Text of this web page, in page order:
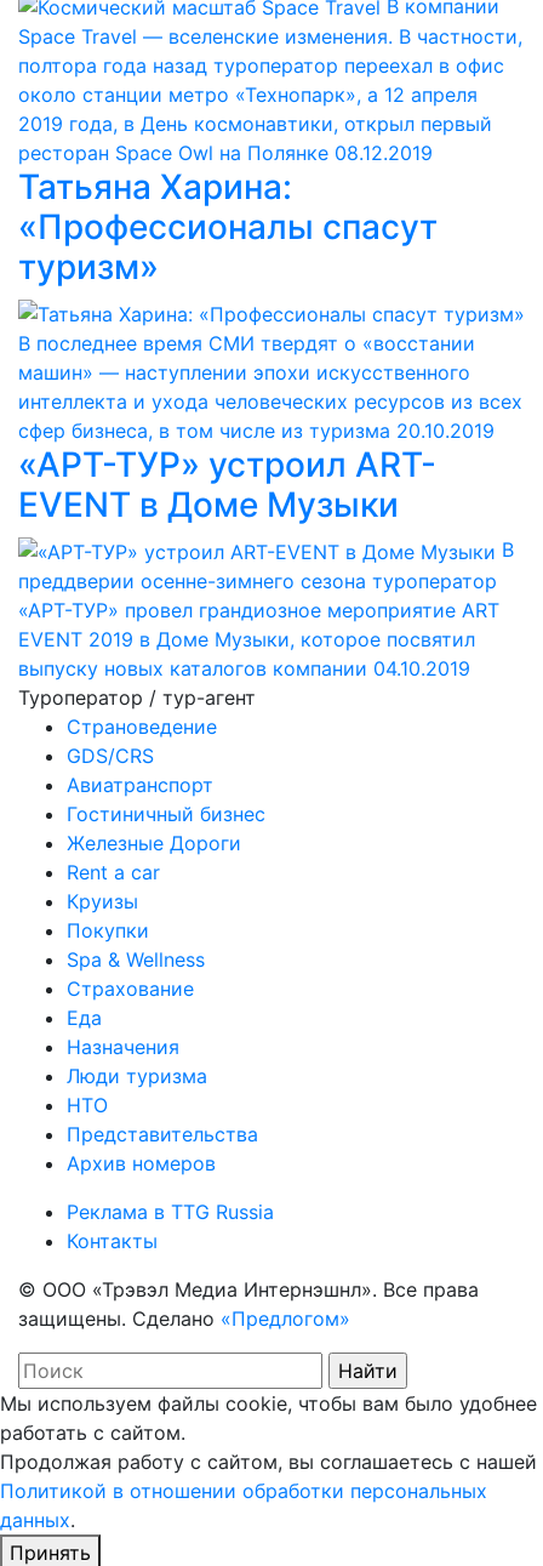
В компании
Space Travel — вселенские изменения. В частности,
полтора года назад туроператор переехал в офис
около станции метро «Технопарк», а 12 апреля
2019 года, в День космонавтики, открыл первый
ресторан Space Owl на Полянке 08.12.2019
Татьяна Харина:
«Профессионалы спасут
туризм»
В последнее время СМИ твердят о «восстании
машин» — наступлении эпохи искусственного
интеллекта и ухода человеческих ресурсов из всех
сфер бизнеса, в том числе из туризма 20.10.2019
«АРТ-ТУР» устроил ART-
EVENT в Доме Музыки
В
преддверии осенне-зимнего сезона туроператор
«АРТ-ТУР» провел грандиозное мероприятие ART
EVENT 2019 в Доме Музыки, которое посвятил
выпуску новых каталогов компании 04.10.2019
Туроператор / тур-агент
Страноведение
GDS/CRS
Авиатранспорт
Гостиничный бизнес
Железные Дороги
Rent a car
Круизы
Покупки
Spa & Wellness
Страхование
Еда
Назначения
Люди туризма
НТО
Представительства
Архив номеров
Реклама в TTG Russia
Контакты
© ООО «Трэвэл Медиа Интернэшнл». Все права
защищены. Сделано «Предлогом»
Мы используем файлы cookie, чтобы вам было удобнее
работать с сайтом.
Продолжая работу с сайтом, вы соглашаетесь с нашей
Политикой в отношении обработки персональных
данных.
Принять